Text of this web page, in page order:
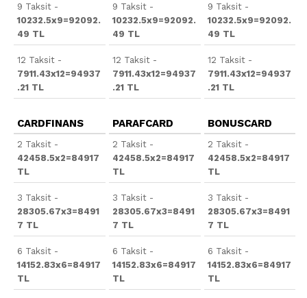
9 Taksit -
10232.5x9=92092.
49 TL
12 Taksit -
7911.43x12=94937
.21 TL
9 Taksit -
10232.5x9=92092.
49 TL
12 Taksit -
7911.43x12=94937
.21 TL
9 Taksit -
10232.5x9=92092.
49 TL
12 Taksit -
7911.43x12=94937
.21 TL
CARDFINANS
2 Taksit -
42458.5x2=84917
TL
3 Taksit -
28305.67x3=8491
7 TL
6 Taksit -
14152.83x6=84917
TL
PARAFCARD
2 Taksit -
42458.5x2=84917
TL
3 Taksit -
28305.67x3=8491
7 TL
6 Taksit -
14152.83x6=84917
TL
BONUSCARD
2 Taksit -
42458.5x2=84917
TL
3 Taksit -
28305.67x3=8491
7 TL
6 Taksit -
14152.83x6=84917
TL